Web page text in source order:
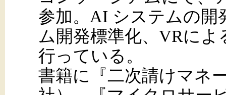
参加。AI システムの開
ム開発標準化、VRに
行っている。
書籍に『二次請けマネ